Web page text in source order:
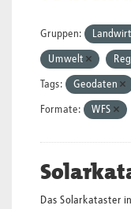
Gruppen:
Umwelt
Tags: Geodaten
Formate: WFS
Das Solarkataster